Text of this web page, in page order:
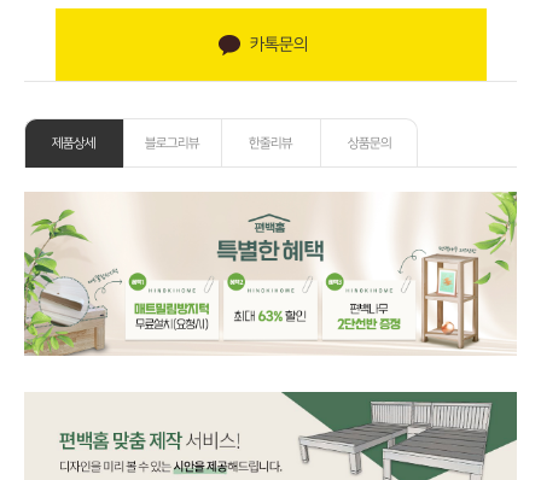
카톡문의
제품상세 블로그리뷰 한줄리뷰 상품문의